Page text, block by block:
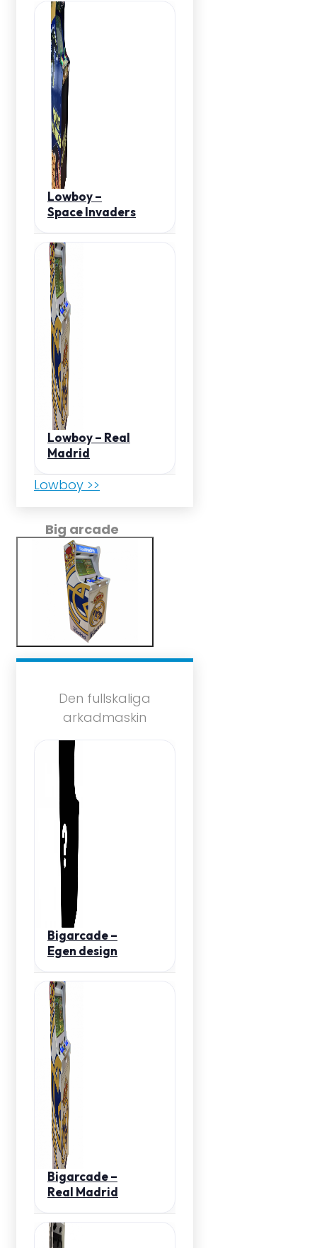
Lowboy –
Space Invaders
Lowboy – Real
Madrid
Lowboy >>
Big arcade
Den fullskaliga
arkadmaskin
Bigarcade –
Egen design
Bigarcade –
Real Madrid